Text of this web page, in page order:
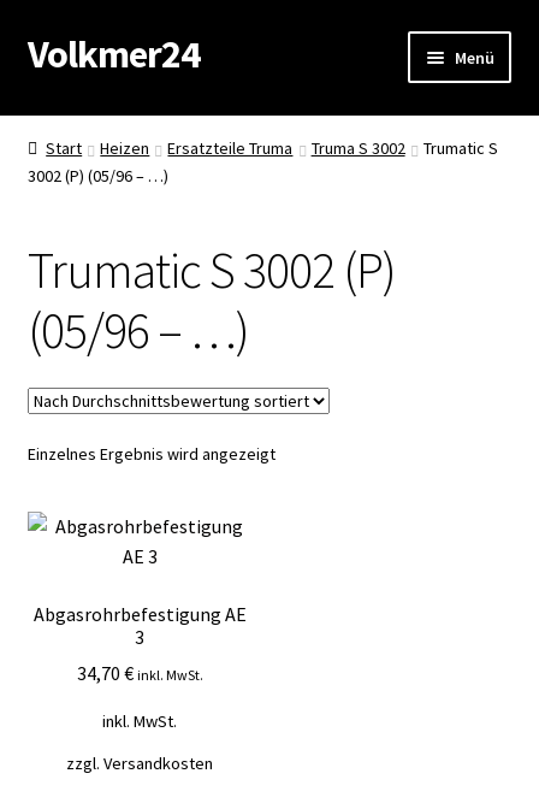
Zur
Navigation
Zum
Inhalt
Volkmer24 Menü
Start
AGB
Datenschutz
Mein Konto
Vertrag widerrufen
Warenkorb
Start Heizen Ersatzteile Truma Truma S 3002
Trumatic S
3002 (P) (05/96 – …)
Trumatic S 3002 (P)
(05/96 – …)
Einzelnes Ergebnis wird angezeigt
Abgasrohrbefestigung AE
3
34,70 € inkl. MwSt.
inkl. MwSt.
zzgl.Versandkosten